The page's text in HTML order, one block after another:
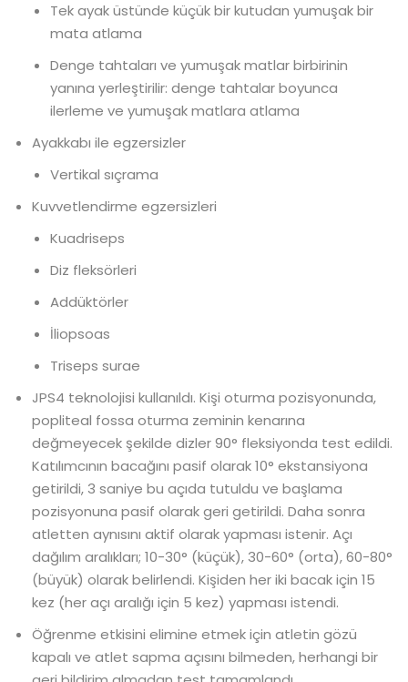
Tek ayak üstünde küçük bir kutudan yumuşak bir
mata atlama
Denge tahtaları ve yumuşak matlar birbirinin
yanına yerleştirilir: denge tahtalar boyunca
ilerleme ve yumuşak matlara atlama
Ayakkabı ile egzersizler
Vertikal sıçrama
Kuvvetlendirme egzersizleri
Kuadriseps
Diz fleksörleri
Addüktörler
İliopsoas
Triseps surae
JPS4 teknolojisi kullanıldı. Kişi oturma pozisyonunda,
popliteal fossa oturma zeminin kenarına
değmeyecek şekilde dizler 90° fleksiyonda test edildi.
Katılımcının bacağını pasif olarak 10° ekstansiyona
getirildi, 3 saniye bu açıda tutuldu ve başlama
pozisyonuna pasif olarak geri getirildi. Daha sonra
atletten aynısını aktif olarak yapması istenir. Açı
dağılım aralıkları; 10-30° (küçük), 30-60° (orta), 60-80°
(büyük) olarak belirlendi. Kişiden her iki bacak için 15
kez (her açı aralığı için 5 kez) yapması istendi.
Öğrenme etkisini elimine etmek için atletin gözü
kapalı ve atlet sapma açısını bilmeden, herhangi bir